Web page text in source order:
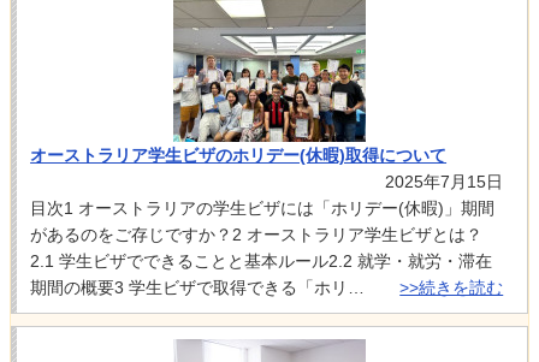
オーストラリア学生ビザのホリデー(休暇)取得について
2025年7月15日
目次1 オーストラリアの学生ビザには「ホリデー(休暇)」期間
があるのをご存じですか？2 オーストラリア学生ビザとは？
2.1 学生ビザでできることと基本ルール2.2 就学・就労・滞在
期間の概要3 学生ビザで取得できる「ホリ…
>>続きを読む